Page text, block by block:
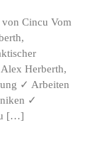
Cincu Vom
Herberth,
✓ Arbeiten
✓
[…]